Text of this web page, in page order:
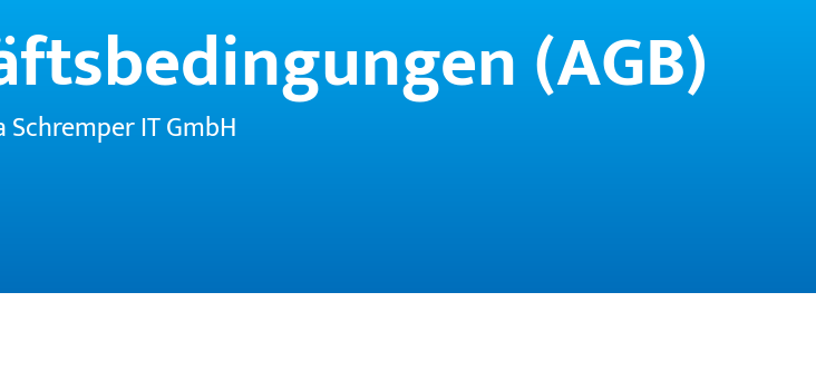
(AGB)
IT GmbH